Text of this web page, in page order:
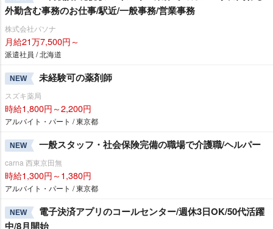
外勤含む事務のお仕事/駅近/一般事務/営業事務
株式会社パソナ
月給21万7,500円～
派遣社員 / 北海道
NEW 未経験可の薬剤師
スズキ薬局
時給1,800円～2,200円
アルバイト・パート / 東京都
NEW 一般スタッフ・社会保険完備の職場で介護職/ヘルパー
carna 西東京田無
時給1,300円～1,380円
アルバイト・パート / 東京都
NEW
電子決済アプリのコールセンター/週休3日OK/50代活躍
中/8月開始